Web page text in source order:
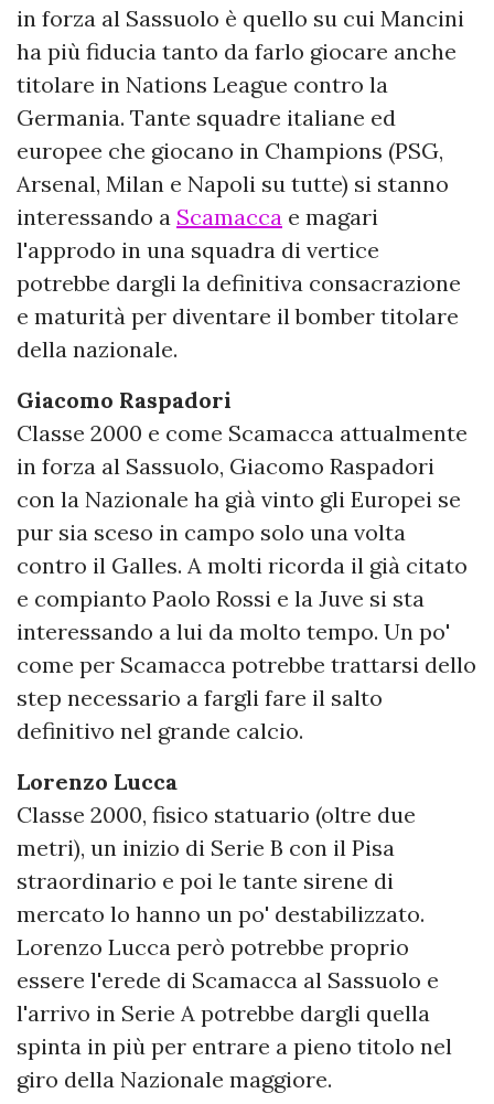
in forza al Sassuolo è quello su cui Mancini
ha più fiducia tanto da farlo giocare anche
titolare in Nations League contro la
Germania. Tante squadre italiane ed
europee che giocano in Champions (PSG,
Arsenal, Milan e Napoli su tutte) si stanno
interessando a Scamacca e magari
l'approdo in una squadra di vertice
potrebbe dargli la definitiva consacrazione
e maturità per diventare il bomber titolare
della nazionale.
Giacomo Raspadori
Classe 2000 e come Scamacca attualmente
in forza al Sassuolo, Giacomo Raspadori
con la Nazionale ha già vinto gli Europei se
pur sia sceso in campo solo una volta
contro il Galles. A molti ricorda il già citato
e compianto Paolo Rossi e la Juve si sta
interessando a lui da molto tempo. Un po'
come per Scamacca potrebbe trattarsi dello
step necessario a fargli fare il salto
definitivo nel grande calcio.
Lorenzo Lucca
Classe 2000, fisico statuario (oltre due
metri), un inizio di Serie B con il Pisa
straordinario e poi le tante sirene di
mercato lo hanno un po' destabilizzato.
Lorenzo Lucca però potrebbe proprio
essere l'erede di Scamacca al Sassuolo e
l'arrivo in Serie A potrebbe dargli quella
spinta in più per entrare a pieno titolo nel
giro della Nazionale maggiore.